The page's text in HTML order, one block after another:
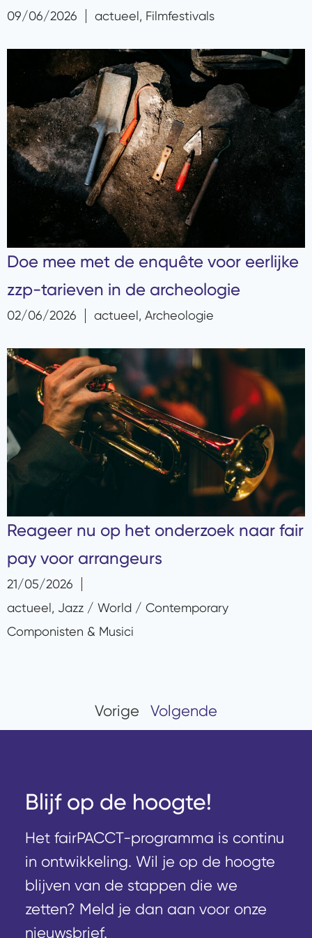
09/06/2026 actueel, Filmfestivals
Doe mee met de enquête voor eerlijke
zzp-tarieven in de archeologie
02/06/2026 actueel, Archeologie
Reageer nu op het onderzoek naar fair
pay voor arrangeurs
21/05/2026
actueel, Jazz / World / Contemporary
Componisten & Musici
Vorige Volgende
Blijf op de hoogte!
Het fairPACCT-programma is continu
in ontwikkeling. Wil je op de hoogte
blijven van de stappen die we
zetten? Meld je dan aan voor onze
nieuwsbrief.